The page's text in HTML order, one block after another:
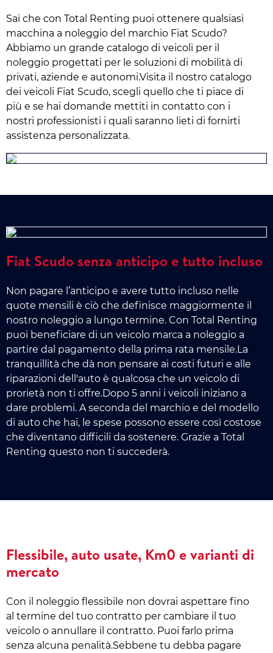
Sai che con Total Renting puoi ottenere qualsiasi
macchina a noleggio del marchio Fiat Scudo?
Abbiamo un grande catalogo di veicoli per il
noleggio progettati per le soluzioni di mobilità di
privati, aziende e autonomi.Visita il nostro catalogo
dei veicoli Fiat Scudo, scegli quello che ti piace di
più e se hai domande mettiti in contatto con i
nostri professionisti i quali saranno lieti di fornirti
assistenza personalizzata.
Fiat Scudo senza anticipo e tutto incluso
Non pagare l’anticipo e avere tutto incluso nelle
quote mensili è ciò che definisce maggiormente il
nostro noleggio a lungo termine. Con Total Renting
puoi beneficiare di un veicolo marca a noleggio a
partire dal pagamento della prima rata mensile.La
tranquillità che dà non pensare ai costi futuri e alle
riparazioni dell'auto è qualcosa che un veicolo di
prorietà non ti offre.Dopo 5 anni i veicoli iniziano a
dare problemi. A seconda del marchio e del modello
di auto che hai, le spese possono essere così costose
che diventano difficili da sostenere. Grazie a Total
Renting questo non ti succederà.
Flessibile, auto usate, Km0 e varianti di
mercato
Con il noleggio flessibile non dovrai aspettare fino
al termine del tuo contratto per cambiare il tuo
veicolo o annullare il contratto. Puoi farlo prima
senza alcuna penalità.Sebbene tu debba pagare